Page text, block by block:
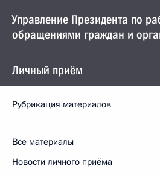
Управление Президента по
обращениями граждан и
Личный приём
Рубрикация материалов
Все материалы
Новости личного приёма